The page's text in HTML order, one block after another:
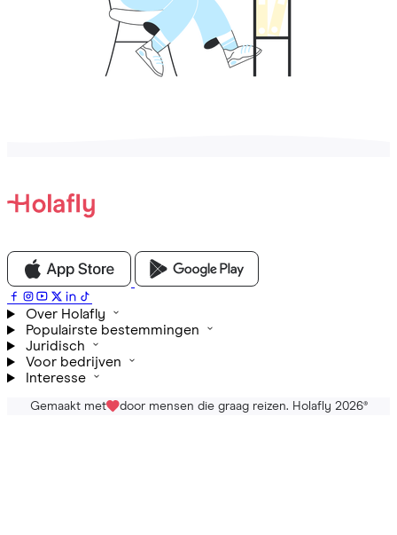
Over Holafly
Populairste bestemmingen
Juridisch
Voor bedrijven
Interesse
Gemaakt met door mensen die graag reizen. Holafly 2026®